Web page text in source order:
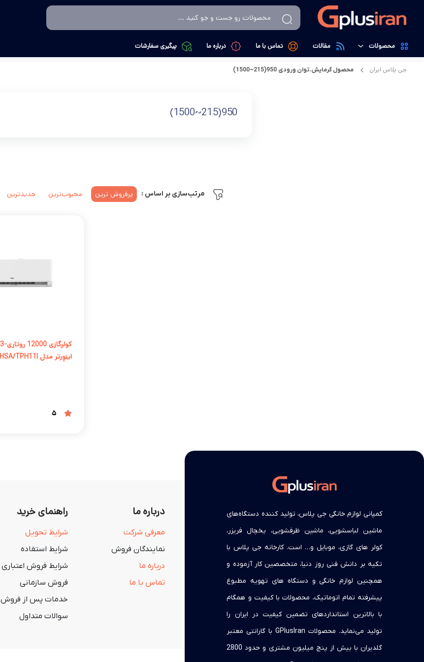
محصولات
تهویه، سرمایش و گرمایش
مقالات تماس با ما درباره ما پیگیری سفارشات
جی پلاس ایران محصول گرمایش.توان ورودی 950(215~1500)
950(215~1500)
مرتب‌سازی بر اساس : پرفروش ترین محبوب‌ترین جدیدترین
اینوِرتر مدل TAC-12CHSA/TPH11I
5
کمپانی لوازم خانگی جی پلاس، تولید کننده دستگاه‌های
ماشین لباسشویی، ماشین ظرفشویی، یخچال فریزر،
کولر های گازی، موبایل و… است. کارخانه جی پلاس با
تکیه بر دانش فنی روز دنیا، متخصصین کار آزموده و
همچنین لوازم خانگی و دستگاه های تهویه مطبوع
پیشرفته تمام اتوماتیک، محصولات با کیفیت و همگام
با بالاترین استانداردهای تضمین کیفیت در ایران را
تولید می‌نماید. محصولات GPlusIran با گارانتی معتبر
گلدیران با بیش از پنج میلیون مشتری و حدود 2800
درباره ما
معرفی شرکت
نمایندگان فروش
درباره ما
تماس با ما
راهنمای خرید
شرایط تحویل
شرایط استفاده
شرایط فروش اعتباری
فروش سازمانی
خدمات پس از فروش
سوالات متداول